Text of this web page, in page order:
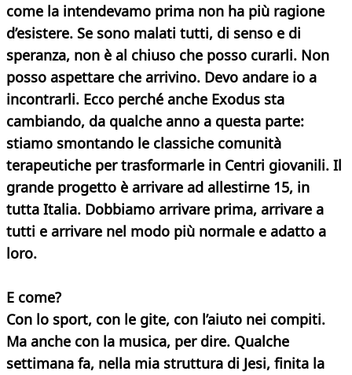
come la intendevamo prima non ha più ragione
d’esistere. Se sono malati tutti, di senso e di
speranza, non è al chiuso che posso curarli. Non
posso aspettare che arrivino. Devo andare io a
incontrarli. Ecco perché anche Exodus sta
cambiando, da qualche anno a questa parte:
stiamo smontando le classiche comunità
terapeutiche per trasformarle in Centri giovanili. Il
grande progetto è arrivare ad allestirne 15, in
tutta Italia. Dobbiamo arrivare prima, arrivare a
tutti e arrivare nel modo più normale e adatto a
loro.
E come?
Con lo sport, con le gite, con l’aiuto nei compiti.
Ma anche con la musica, per dire. Qualche
settimana fa, nella mia struttura di Jesi, finita la